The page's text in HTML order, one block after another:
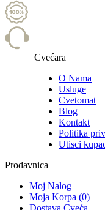
Cvećara
O Nama
Usluge
Cvetomat
Blog
Kontakt
Politika
Utisci
Prodavnica
Moj Nalog
Moja Korpa (0)
Dostava Cveća